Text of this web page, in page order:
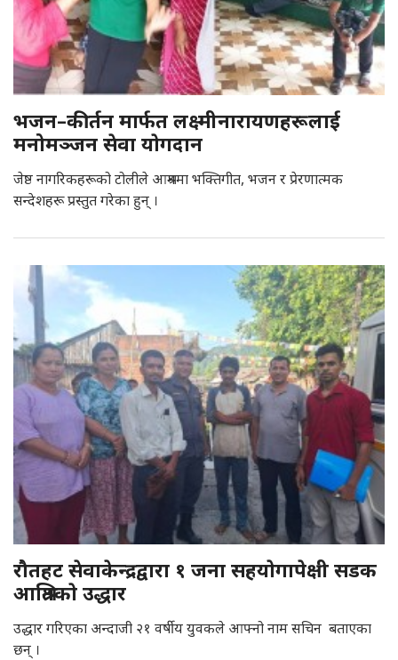
भजन–कीर्तन मार्फत लक्ष्मीनारायणहरूलाई
मनोमञ्जन सेवा याेगदान
जेष्ठ नागरिकहरूको टोलीले आश्रममा भक्तिगीत, भजन र प्रेरणात्मक
सन्देशहरू प्रस्तुत गरेका हुन् ।
रौतहट सेवाकेन्द्रद्वारा १ जना सहयाेगापेक्षी सडक
आश्रितकाे उद्धार
उद्धार गरिएका अन्दाजी २१ वर्षीय युवकले आफ्नो नाम सचिन बताएका
छन् ।